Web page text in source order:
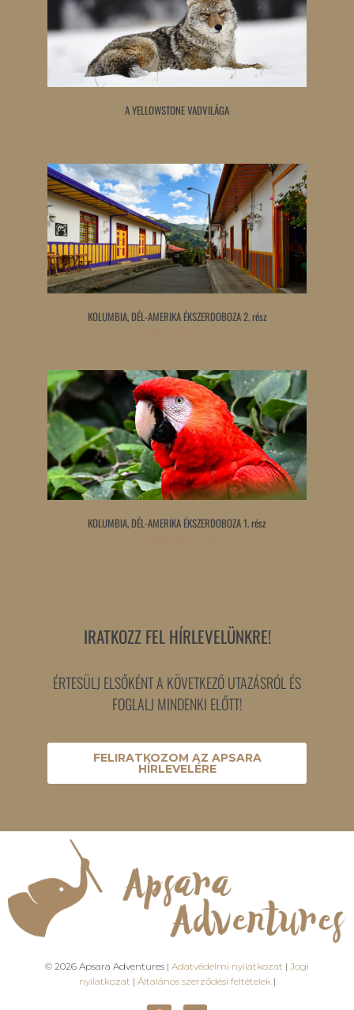
A YELLOWSTONE VADVILÁGA
KOLUMBIA, DÉL-AMERIKA ÉKSZERDOBOZA 2. rész
KOLUMBIA, DÉL-AMERIKA ÉKSZERDOBOZA 1. rész
IRATKOZZ FEL HÍRLEVELÜNKRE!
ÉRTESÜLJ ELSŐKÉNT A KÖVETKEZŐ UTAZÁSRÓL ÉS
FOGLALJ MINDENKI ELŐTT!
FELIRATKOZOM AZ APSARA
HÍRLEVELÉRE
© 2026 Apsara Adventures | Adatvédelmi nyilatkozat | Jogi
nyilatkozat | Általános szerződési feltételek |